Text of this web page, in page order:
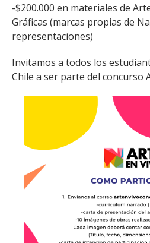
-$200.000 en materiales de
Gráficas (marcas propias de
representaciones)
Invitamos a todos los
Chile a ser parte del concurso